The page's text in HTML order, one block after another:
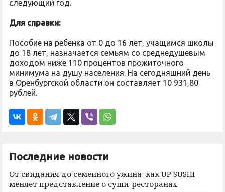
следующий год.
Для справки:
Пособие на ребенка от 0 до 16 лет, учащимся школы
до 18 лет, назначается семьям со среднедушевым
доходом ниже 110 процентов прожиточного
минимума на душу населения. На сегодняшний день
в Оренбургской области он составляет 10 931,80
рублей.
Последние новости
От свидания до семейного ужина: как UP SUSHI
меняет представление о суши-ресторанах